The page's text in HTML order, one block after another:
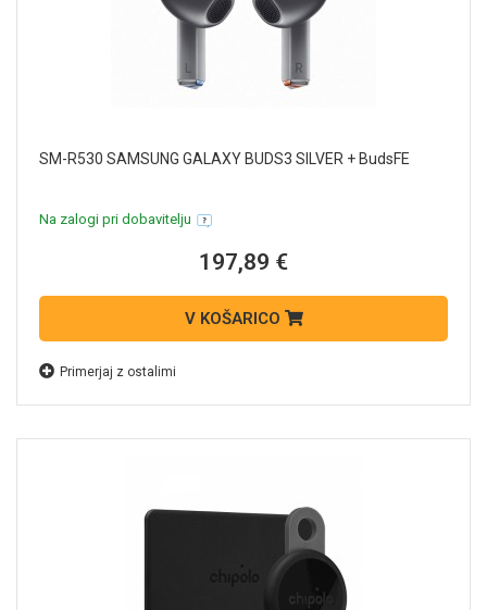
SM-R530 SAMSUNG GALAXY BUDS3 SILVER + BudsFE
Na zalogi pri dobavitelju
197,89 €
V KOŠARICO
Primerjaj z ostalimi